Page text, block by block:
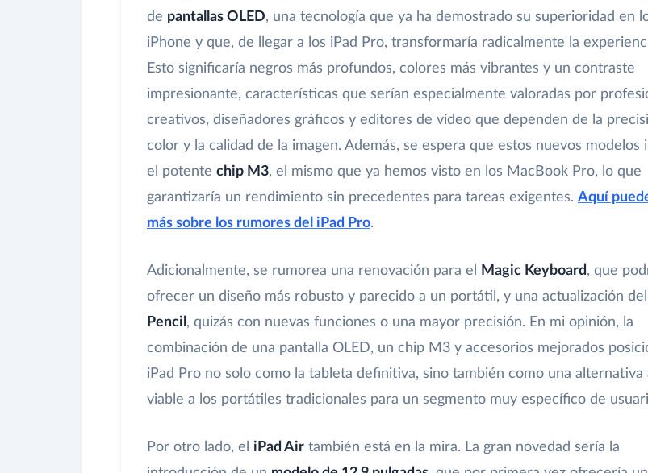
de pantallas OLED, una tecnología que ya ha demostrado su superioridad en
iPhone y que, de llegar a los iPad Pro, transformaría radicalmente la
Esto significaría negros más profundos, colores más vibrantes y un contraste
impresionante, características que serían especialmente valoradas por
creativos, diseñadores gráficos y editores de vídeo que dependen de la
color y la calidad de la imagen. Además, se espera que estos nuevos modelos
el potente chip M3, el mismo que ya hemos visto en los MacBook Pro, lo que
garantizaría un rendimiento sin precedentes para tareas exigentes. Aquí
más sobre los rumores del iPad Pro.
Adicionalmente, se rumorea una renovación para el Magic Keyboard, que
ofrecer un diseño más robusto y parecido a un portátil, y una actualización del
Pencil , quizás con nuevas funciones o una mayor precisión. En mi opinión, la
combinación de una pantalla OLED, un chip M3 y accesorios mejorados
iPad Pro no solo como la tableta definitiva, sino también como una alternativa
viable a los portátiles tradicionales para un segmento muy específico de
Por otro lado, el iPad Air también está en la mira. La gran novedad sería la